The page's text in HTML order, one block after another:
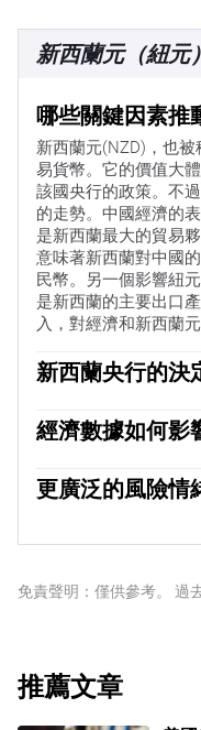
新西蘭元（紐元
哪些關鍵因素推
新西蘭元(NZD)，也
易貨幣。它的價值大
該國央行的政策。不
的走勢。中國經濟的
是新西蘭最大的貿易
意味著新西蘭對中國
民幣。另一個影響紐
是新西蘭的主要出口
入，對經濟和新西蘭
新西蘭央行的決
3%的通貨膨脹率，重
此，銀行設定了一個
高債券收益率，增加
經濟數據如何影
能影響新西蘭元
和高信心的強勁經濟
濟實力與高通脹一起
更廣泛的風險情
者認為更廣泛的市場
貨幣」帶來更有利的
免責聲明：僅供參考。 過
推薦文章